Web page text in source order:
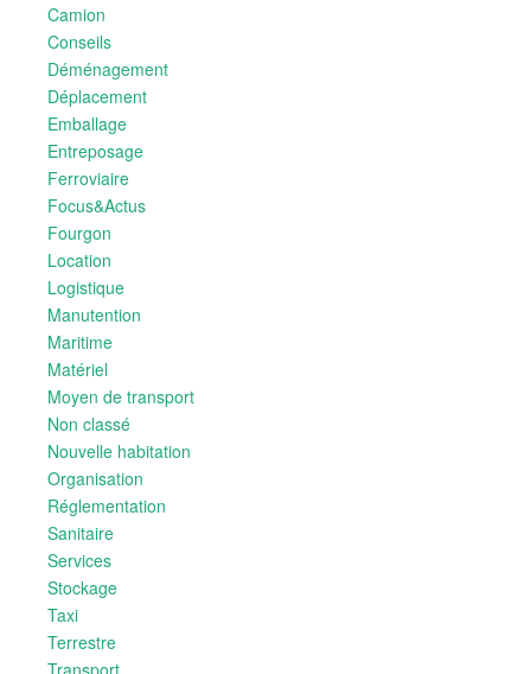
Camion
Conseils
Déménagement
Déplacement
Emballage
Entreposage
Ferroviaire
Focus&Actus
Fourgon
Location
Logistique
Manutention
Maritime
Matériel
Moyen de transport
Non classé
Nouvelle habitation
Organisation
Réglementation
Sanitaire
Services
Stockage
Taxi
Terrestre
Transport